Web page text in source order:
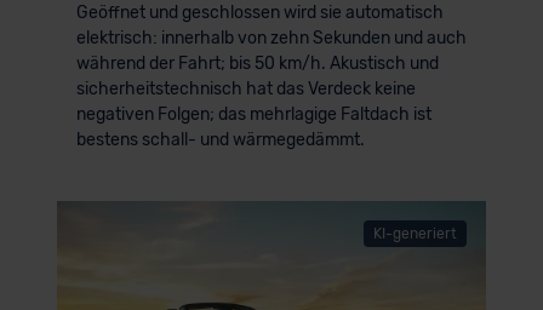
Geöffnet und geschlossen wird sie automatisch
elektrisch: innerhalb von zehn Sekunden und auch
während der Fahrt; bis 50 km/h. Akustisch und
sicherheitstechnisch hat das Verdeck keine
negativen Folgen; das mehrlagige Faltdach ist
bestens schall- und wärmegedämmt.
KI-generiert